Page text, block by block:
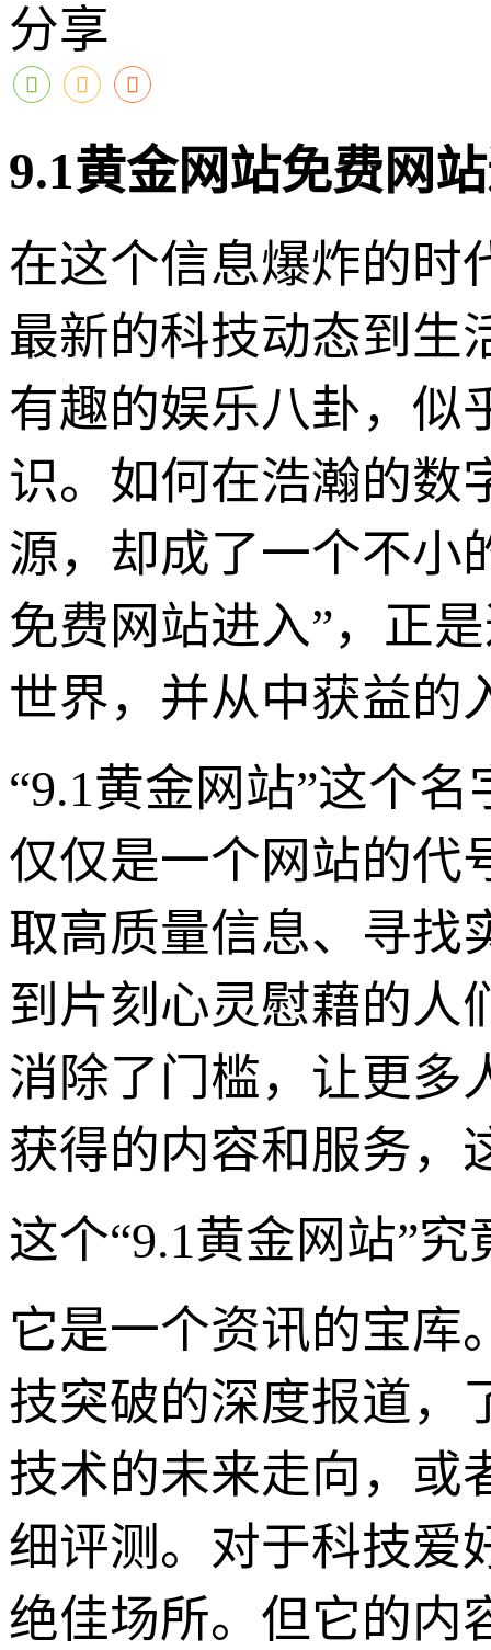
分享
9.1黄金网站免费网
在这个信息爆炸的时
最新的科技动态到生
有趣的娱乐八卦，似
识。如何在浩瀚的数
源，却成了一个不小
免费网站进入”，正
世界，并从中获益的
“9.1黄金网站”这个
仅仅是一个网站的代
取高质量信息、寻找
到片刻心灵慰藉的人
消除了门槛，让更多
获得的内容和服务，
这个“9.1黄金网站”
它是一个资讯的宝库
技突破的深度报道，
技术的未来走向，或
细评测。对于科技爱
绝佳场所。但它的内